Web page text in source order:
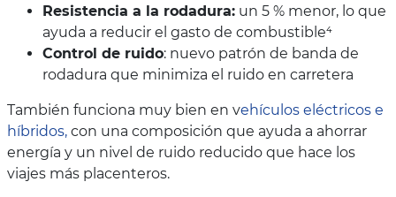
Resistencia a la rodadura: un 5 % menor, lo que
ayuda a reducir el gasto de combustible⁴
Control de ruido: nuevo patrón de banda de
rodadura que minimiza el ruido en carretera
También funciona muy bien en vehículos eléctricos e
híbridos, con una composición que ayuda a ahorrar
energía y un nivel de ruido reducido que hace los
viajes más placenteros.